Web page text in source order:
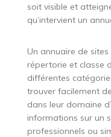
soit visible et
qu’intervient un
Un annuaire de
répertorie et classe
différentes
trouver facilement
dans leur domaine
informations sur un
professionnels ou